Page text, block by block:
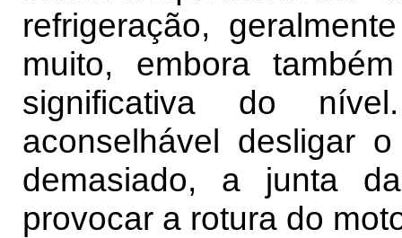
refrigeração,
muito, embora
significativa do
aconselhável desligar
demasiado, a junta
provocar a rotura do